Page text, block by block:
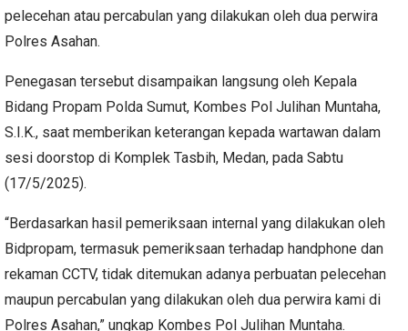
pelecehan atau percabulan yang dilakukan oleh dua perwira
Polres Asahan.
Penegasan tersebut disampaikan langsung oleh Kepala
Bidang Propam Polda Sumut, Kombes Pol Julihan Muntaha,
S.I.K., saat memberikan keterangan kepada wartawan dalam
sesi doorstop di Komplek Tasbih, Medan, pada Sabtu
(17/5/2025).
“Berdasarkan hasil pemeriksaan internal yang dilakukan oleh
Bidpropam, termasuk pemeriksaan terhadap handphone dan
rekaman CCTV, tidak ditemukan adanya perbuatan pelecehan
maupun percabulan yang dilakukan oleh dua perwira kami di
Polres Asahan,” ungkap Kombes Pol Julihan Muntaha.